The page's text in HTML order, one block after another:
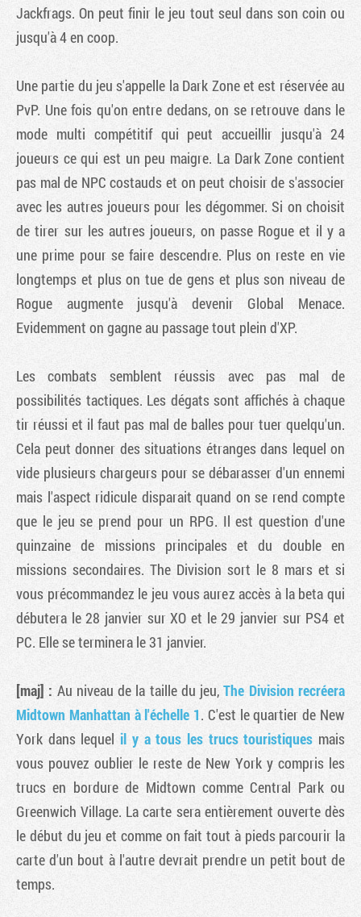
Jackfrags. On peut finir le jeu tout seul dans son coin ou
jusqu'à 4 en coop.
Une partie du jeu s'appelle la Dark Zone et est réservée au
PvP. Une fois qu'on entre dedans, on se retrouve dans le
mode multi compétitif qui peut accueillir jusqu'à 24
joueurs ce qui est un peu maigre. La Dark Zone contient
pas mal de NPC costauds et on peut choisir de s'associer
avec les autres joueurs pour les dégommer. Si on choisit
de tirer sur les autres joueurs, on passe Rogue et il y a
une prime pour se faire descendre. Plus on reste en vie
longtemps et plus on tue de gens et plus son niveau de
Rogue augmente jusqu'à devenir Global Menace.
Evidemment on gagne au passage tout plein d'XP.
Les combats semblent réussis avec pas mal de
possibilités tactiques. Les dégats sont affichés à chaque
tir réussi et il faut pas mal de balles pour tuer quelqu'un.
Cela peut donner des situations étranges dans lequel on
vide plusieurs chargeurs pour se débarasser d'un ennemi
mais l'aspect ridicule disparait quand on se rend compte
que le jeu se prend pour un RPG. Il est question d'une
quinzaine de missions principales et du double en
missions secondaires. The Division sort le 8 mars et si
vous précommandez le jeu vous aurez accès à la beta qui
débutera le 28 janvier sur XO et le 29 janvier sur PS4 et
PC. Elle se terminera le 31 janvier.
[maj] : Au niveau de la taille du jeu,The Division recréera
Midtown Manhattan à l'échelle 1. C'est le quartier de New
York dans lequelil y a tous les trucs touristiques mais
vous pouvez oublier le reste de New York y compris les
trucs en bordure de Midtown comme Central Park ou
Greenwich Village. La carte sera entièrement ouverte dès
le début du jeu et comme on fait tout à pieds parcourir la
carte d'un bout à l'autre devrait prendre un petit bout de
temps.